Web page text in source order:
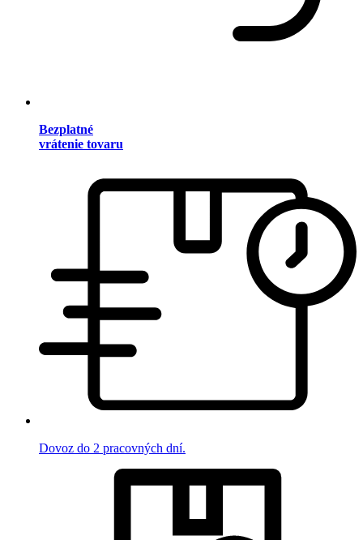
Bezplatné
vrátenie tovaru
Dovoz do 2 pracovných dní.